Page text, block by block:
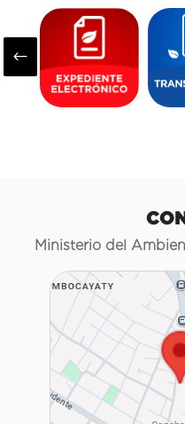
#
Ministerio del